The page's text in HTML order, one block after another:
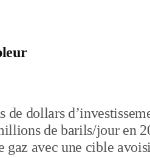
dollars
de barils/jour en
avec une cible